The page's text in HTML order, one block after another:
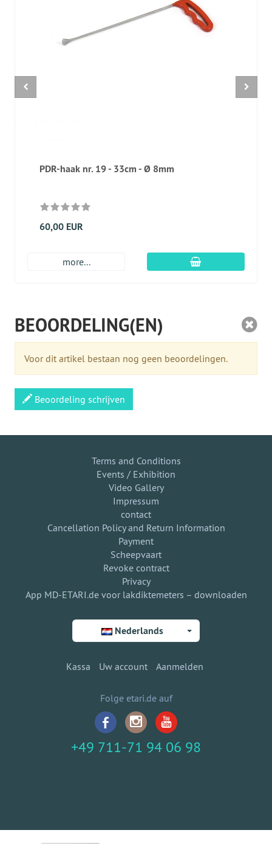
PDR-haak nr. 19 - 33cm - Ø 8mm
60,00 EUR
more... In winkelmandje
BEOORDELING(EN)
Voor dit artikel bestaan nog geen beoordelingen.
Beoordeling schrijven
Terms and Conditions
Events / Exhibition
Video Gallery
Impressum
contact
Cancellation Policy and Return Information
Payment
Scheepvaart
Revoke contract
Privacy
App MD-ETARI.de voor lakdiktemeters – downloaden
Nederlands
Kassa Uw account Aanmelden
Folge etari.de auf
+49 711-71 94 06 98